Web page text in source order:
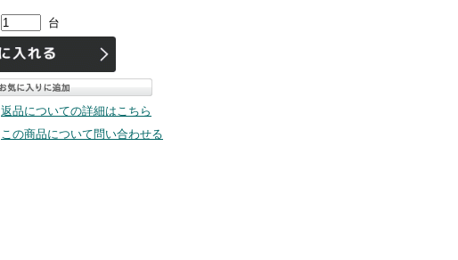
台
返品についての詳細はこちら
この商品について問い合わせる